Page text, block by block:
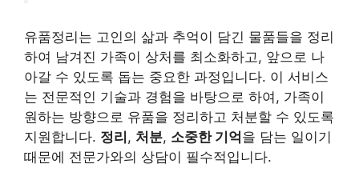
유품정리는 고인의 삶과 추억이 담긴 물품들을 정리
하여 남겨진 가족이 상처를 최소화하고, 앞으로 나
아갈 수 있도록 돕는 중요한 과정입니다. 이 서비스
는 전문적인 기술과 경험을 바탕으로 하여, 가족이
원하는 방향으로 유품을 정리하고 처분할 수 있도록
지원합니다. 정리 , 처분, 소중한 기억 을 담는 일이기
때문에 전문가와의 상담이 필수적입니다.